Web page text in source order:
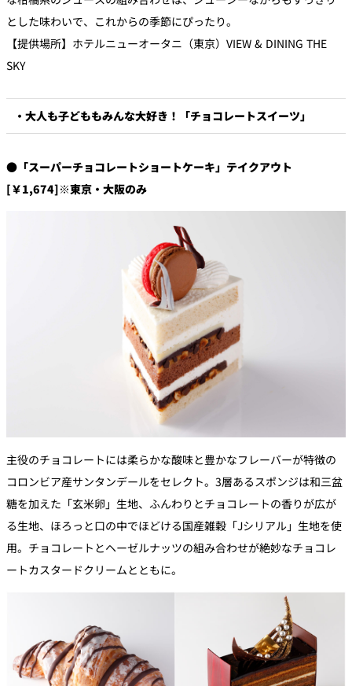
とした味わいで、これからの季節にぴったり。
【提供場所】ホテルニューオータニ（東京）VIEW & DINING THE
SKY
・大人も子どももみんな大好き！「チョコレートスイーツ」
●「スーパーチョコレートショートケーキ」テイクアウト
[￥1,674]※東京・大阪のみ
主役のチョコレートには柔らかな酸味と豊かなフレーバーが特徴の
コロンビア産サンタンデールをセレクト。3層あるスポンジは和三盆
糖を加えた「玄米卵」生地、ふんわりとチョコレートの香りが広が
る生地、ほろっと口の中でほどける国産雑穀「Jシリアル」生地を使
用。チョコレートとヘーゼルナッツの組み合わせが絶妙なチョコレ
ートカスタードクリームとともに。